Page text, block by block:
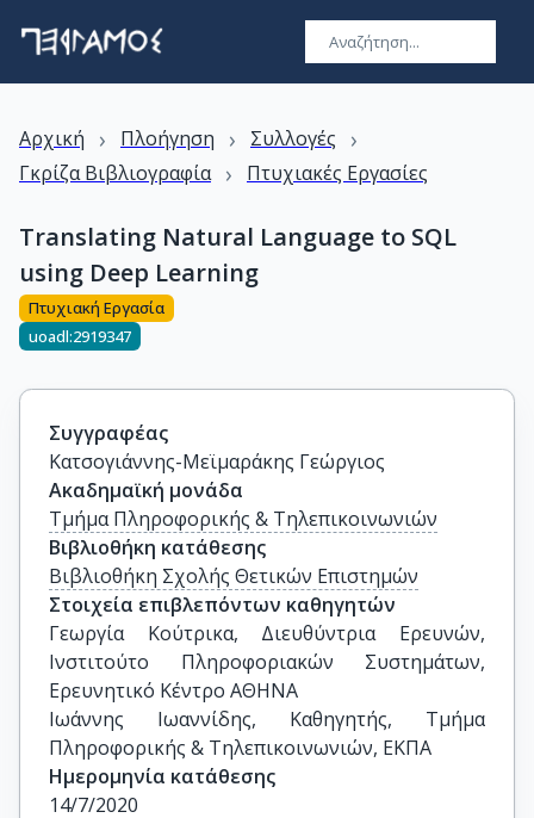
Αρχική › Πλοήγηση › Συλλογές ›
Γκρίζα Βιβλιογραφία › Πτυχιακές Εργασίες
Translating Natural Language to SQL
using Deep Learning
Πτυχιακή Εργασία
uoadl:2919347
Συγγραφέας
Κατσογιάννης-Μεϊμαράκης Γεώργιος
Ακαδημαϊκή μονάδα
Τμήμα Πληροφορικής & Τηλεπικοινωνιών
Βιβλιοθήκη κατάθεσης
Βιβλιοθήκη Σχολής Θετικών Επιστημών
Στοιχεία επιβλεπόντων καθηγητών
Γεωργία Κούτρικα, Διευθύντρια Ερευνών,
Ινστιτούτο Πληροφοριακών Συστημάτων,
Ερευνητικό Κέντρο ΑΘΗΝΑ
Ιωάννης Ιωαννίδης, Καθηγητής, Τμήμα
Πληροφορικής & Τηλεπικοινωνιών, ΕΚΠΑ
Ημερομηνία κατάθεσης
14/7/2020